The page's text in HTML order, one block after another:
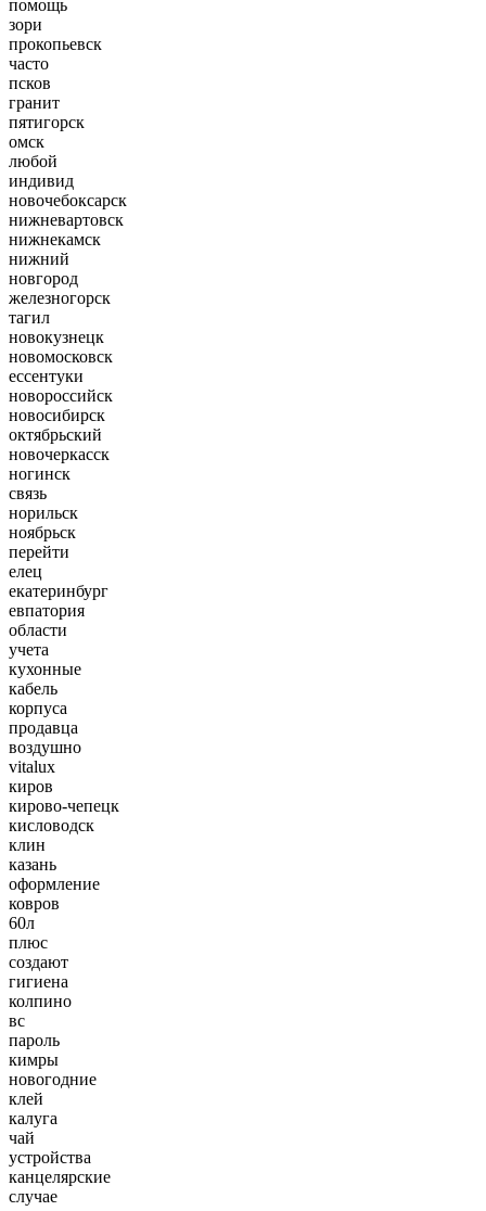
помощь
зори
прокопьевск
часто
псков
гранит
пятигорск
омск
любой
индивид
новочебоксарск
нижневартовск
нижнекамск
нижний
новгород
железногорск
тагил
новокузнецк
новомосковск
ессентуки
новороссийск
новосибирск
октябрьский
новочеркасск
ногинск
связь
норильск
ноябрьск
перейти
елец
екатеринбург
евпатория
области
учета
кухонные
кабель
корпуса
продавца
воздушно
vitalux
киров
кирово-чепецк
кисловодск
клин
казань
оформление
ковров
60л
плюс
создают
гигиена
колпино
вс
пароль
кимры
новогодние
клей
калуга
чай
устройства
канцелярские
случае